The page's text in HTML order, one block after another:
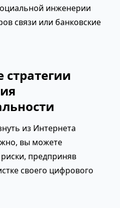
инженерии
связи или банковские
стратегии
из Интернета
вы можете
предприняв
своего цифрового